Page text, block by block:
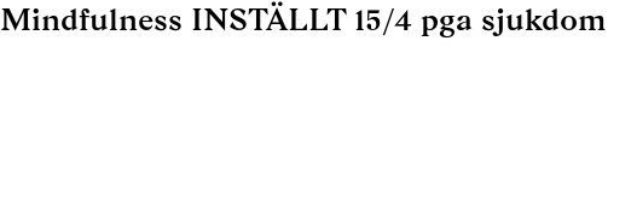
Mindfulness INSTÄLLT 15/4 pga sjukdom